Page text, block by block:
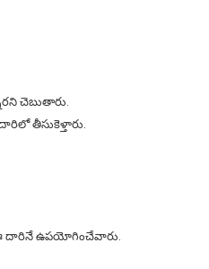
చెబుతారు.
తీసుకెళ్తారు.
ఈ దారినే ఉపయోగించేవారు.